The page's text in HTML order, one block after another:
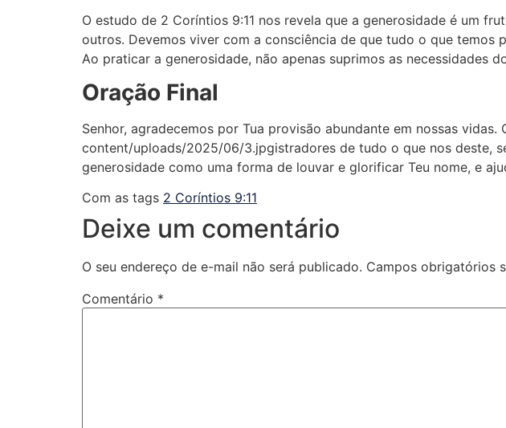
O estudo de 2 Coríntios 9:11 nos revela que a generosidade é um
outros. Devemos viver com a consciência de que tudo o que
Ao praticar a generosidade, não apenas suprimos as necessidades
Oração Final
Senhor, agradecemos por Tua provisão abundante em nossas
content/uploads/2025/06/3.jpgistradores de tudo o que nos deste,
generosidade como uma forma de louvar e glorificar Teu nome, e
Com as tags 2 Coríntios 9:11
Deixe um comentário
O seu endereço de e-mail não será publicado. Campos obrigatórios
Comentário *